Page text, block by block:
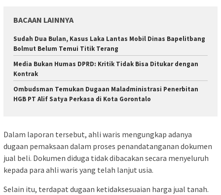
BACAAN LAINNYA
Sudah Dua Bulan, Kasus Laka Lantas Mobil Dinas Bapelitbang
Bolmut Belum Temui Titik Terang
Media Bukan Humas DPRD: Kritik Tidak Bisa Ditukar dengan
Kontrak
Ombudsman Temukan Dugaan Maladministrasi Penerbitan
HGB PT Alif Satya Perkasa di Kota Gorontalo
Dalam laporan tersebut, ahli waris mengungkap adanya
dugaan pemaksaan dalam proses penandatanganan dokumen
jual beli. Dokumen diduga tidak dibacakan secara menyeluruh
kepada para ahli waris yang telah lanjut usia.
Selain itu, terdapat dugaan ketidaksesuaian harga jual tanah.